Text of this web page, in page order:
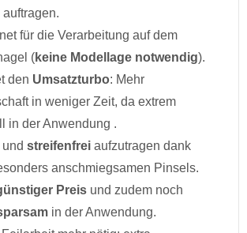
auftragen.
für die Verarbeitung auf dem
(keine Modellage notwendig).
den Umsatzturbo: Mehr
in weniger Zeit, da extrem
in der Anwendung .
und streifenfrei aufzutragen dank
anschmiegsamen Pinsels.
Preis und zudem noch
in der Anwendung.